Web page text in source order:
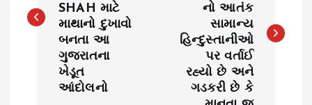
t
SHAH માટે
માથાનો દુખાવો
બનતા આ
ગુજરાતના
ખેડૂત
આંદોલનો
નો આતંક
સામાન્ય
હિન્દુસ્તાનીઓ
પર વર્તાઈ
રહ્યો છે અને
ગડકરી છે કે